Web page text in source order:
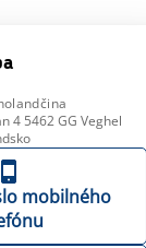
4 5462 GG Veghel
mobilného